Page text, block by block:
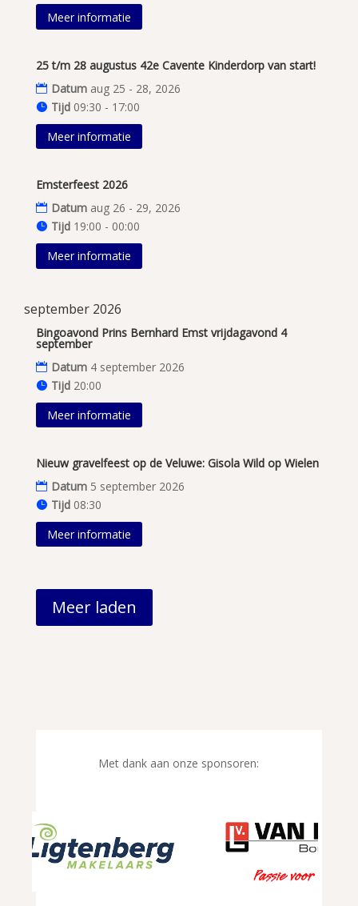
Meer informatie
25 t/m 28 augustus 42e Cavente Kinderdorp van start!
Datum aug 25 - 28, 2026
Tijd 09:30 - 17:00
Meer informatie
Emsterfeest 2026
Datum aug 26 - 29, 2026
Tijd 19:00 - 00:00
Meer informatie
september 2026
Bingoavond Prins Bernhard Emst vrijdagavond 4
september
Datum 4 september 2026
Tijd 20:00
Meer informatie
Nieuw gravelfeest op de Veluwe: Gisola Wild op Wielen
Datum 5 september 2026
Tijd 08:30
Meer informatie
Meer laden
Met dank aan onze sponsoren: